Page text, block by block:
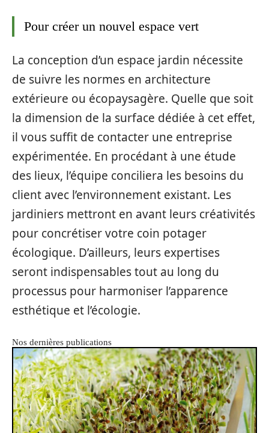
Pour créer un nouvel espace vert
La conception d’un espace jardin nécessite
de suivre les normes en architecture
extérieure ou écopaysagère. Quelle que soit
la dimension de la surface dédiée à cet effet,
il vous suffit de contacter une entreprise
expérimentée. En procédant à une étude
des lieux, l’équipe conciliera les besoins du
client avec l’environnement existant. Les
jardiniers mettront en avant leurs créativités
pour concrétiser votre coin potager
écologique. D’ailleurs, leurs expertises
seront indispensables tout au long du
processus pour harmoniser l’apparence
esthétique et l’écologie.
Nos dernières publications